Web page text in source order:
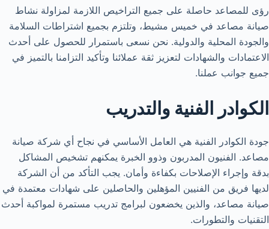
رؤى للمصاعد حاصلة على جميع التراخيص اللازمة لمزاولة نشاط
صيانة مصاعد في خميس مشيط، وتلتزم بجميع اشتراطات السلامة
والجودة المحلية والدولية. نحن نسعى باستمرار للحصول على أحدث
الاعتمادات والشهادات لتعزيز ثقة عملائنا وتأكيد التزامنا بالتميز في
جميع جوانب عملنا.
الكوادر الفنية والتدريب
جودة الكوادر الفنية هي العامل الأساسي في نجاح أي شركة صيانة
مصاعد. الفنيون المدربون وذوو الخبرة يمكنهم تشخيص المشاكل
بدقة وإجراء الإصلاحات بكفاءة وأمان. يجب التأكد من أن الشركة
لديها فريق من الفنيين المؤهلين والحاصلين على شهادات معتمدة في
صيانة مصاعد، والذين يخضعون لبرامج تدريب مستمرة لمواكبة أحدث
التقنيات والتطورات.